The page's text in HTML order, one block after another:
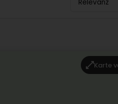
Relevanz
Karte